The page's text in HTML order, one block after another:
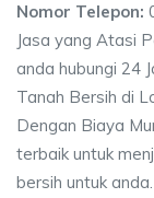
Nomor Telepon:
Jasa yang Atasi
anda hubungi 24
Tanah Bersih di
Dengan Biaya
terbaik untuk
bersih untuk anda.